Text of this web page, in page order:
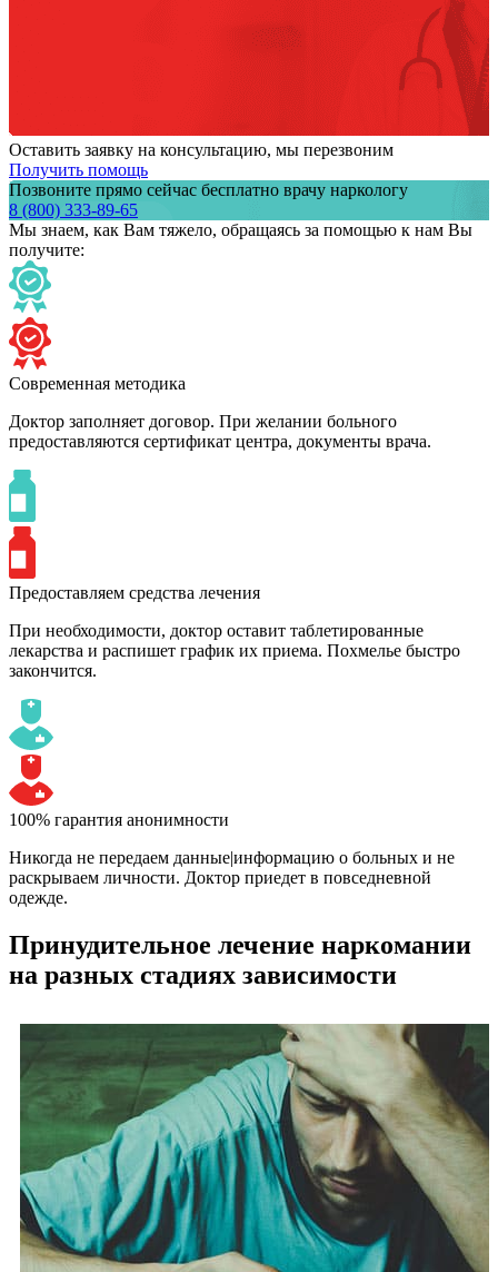
Оставить заявку на консультацию, мы перезвоним
Получить помощь
Позвоните прямо сейчас бесплатно врачу наркологу
8 (800) 333-89-65
Мы знаем, как Вам тяжело, обращаясь за помощью к нам Вы
получите:
Современная методика
Доктор заполняет договор. При желании больного
предоставляются сертификат центра, документы врача.
Предоставляем средства лечения
При необходимости, доктор оставит таблетированные
лекарства и распишет график их приема. Похмелье быстро
закончится.
100% гарантия анонимности
Никогда не передаем данные|информацию о больных и не
раскрываем личности. Доктор приедет в повседневной
одежде.
Принудительное лечение наркомании
на разных стадиях зависимости